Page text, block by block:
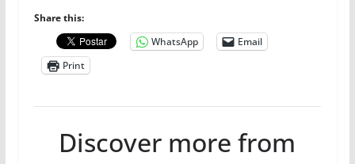
Share this:
WhatsApp
Email
Print
Discover more from